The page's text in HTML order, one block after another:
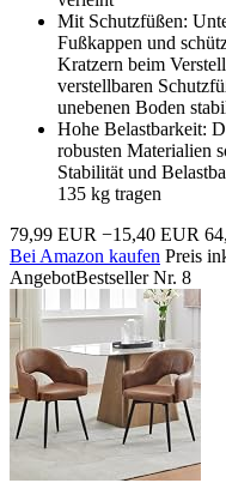
Mit Schutzfüßen:
Fußkappen und
Kratzern beim
verstellbaren
unebenen Boden
Hohe Belastbarkeit:
robusten Materialien
Stabilität und
135 kg tragen
79,99 EUR −15,40 EUR
Bei Amazon kaufen Preis
AngebotBestseller Nr. 8